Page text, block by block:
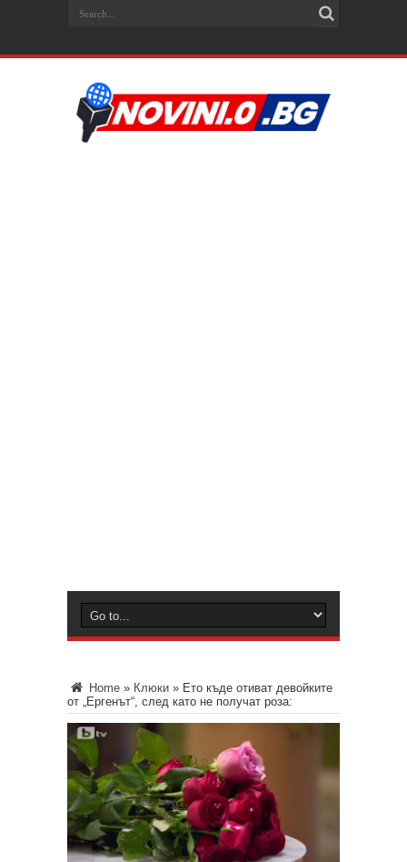
Home » Клюки » Ето къде отиват девойките
от „Ергенът“, след като не получат роза: